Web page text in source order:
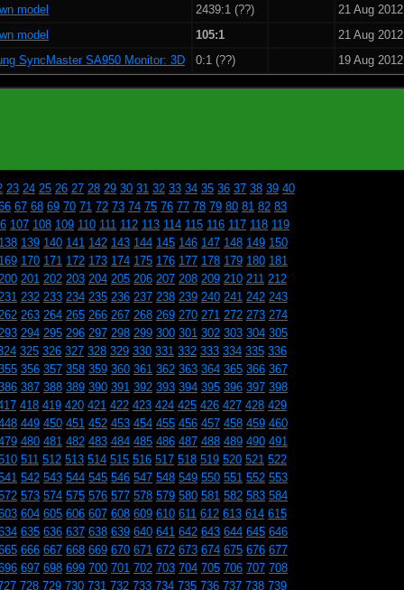
model
2439:1 (??)
21 Aug 2012
model
105:1
21 Aug 2012
SyncMaster SA950 Monitor: 3D
0:1 (??) 19 Aug 2012
23 24 25 26 27 28 29 30 31 32 33 34 35 36 37 38 39 40
67 68 69 70 71 72 73 74 75 76 77 78 79 80 81 82 83
107 108 109 110 111 112 113 114 115 116 117 118 119
138 139 140 141 142 143 144 145 146 147 148 149 150
169 170 171 172 173 174 175 176 177 178 179 180 181
200 201 202 203 204 205 206 207 208 209 210 211 212
231 232 233 234 235 236 237 238 239 240 241 242 243
262 263 264 265 266 267 268 269 270 271 272 273 274
293 294 295 296 297 298 299 300 301 302 303 304 305
325 326 327 328 329 330 331 332 333 334 335 336
356 357 358 359 360 361 362 363 364 365 366 367
387 388 389 390 391 392 393 394 395 396 397 398
418 419 420 421 422 423 424 425 426 427 428 429
449 450 451 452 453 454 455 456 457 458 459 460
480 481 482 483 484 485 486 487 488 489 490 491
511 512 513 514 515 516 517 518 519 520 521 522
542 543 544 545 546 547 548 549 550 551 552 553
573 574 575 576 577 578 579 580 581 582 583 584
604 605 606 607 608 609 610 611 612 613 614 615
635 636 637 638 639 640 641 642 643 644 645 646
666 667 668 669 670 671 672 673 674 675 676 677
697 698 699 700 701 702 703 704 705 706 707 708
728 729 730 731 732 733 734 735 736 737 738 739